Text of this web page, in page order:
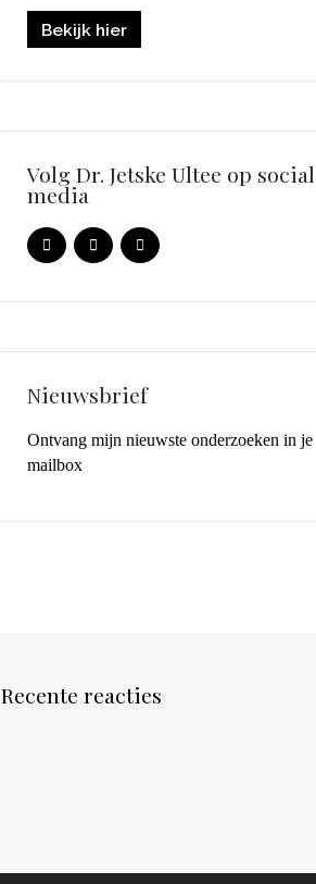
Bekijk hier
Volg Dr. Jetske Ultee op social
media
Nieuwsbrief
Ontvang mijn nieuwste onderzoeken in je
mailbox
Recente reacties